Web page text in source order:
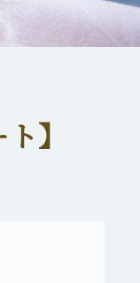
】